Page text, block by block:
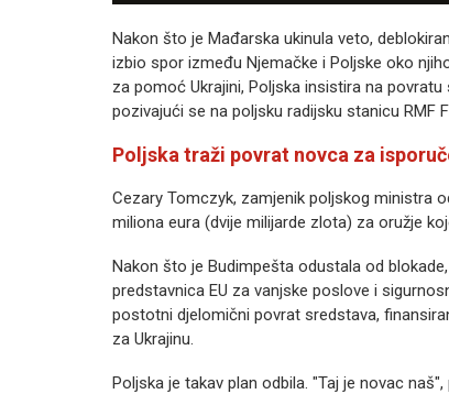
Nakon što je Mađarska ukinula veto,
izbio spor između Njemačke i Poljske oko
za pomoć Ukrajini, Poljska insistira na
pozivajući se na poljsku radijsku stanicu RMF
Poljska traži povrat novca za
Cezary Tomczyk, zamjenik poljskog ministra
miliona eura (dvije milijarde zlota) za oružje
Nakon što je Budimpešta odustala od
predstavnica EU za vanjske poslove i
postotni djelomični povrat sredstava,
za Ukrajinu.
Poljska je takav plan odbila. "Taj je novac